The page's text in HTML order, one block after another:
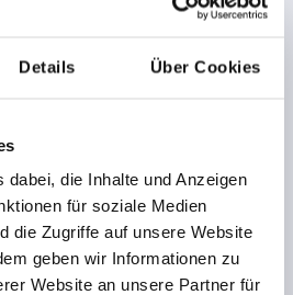
Details Über Cookies
dabei, die Inhalte und Anzeigen
für soziale Medien
die Zugriffe auf unsere Website
geben wir Informationen zu
Website an unsere Partner für
UND PASSIVIERT, KOMP:ZINK
DETAILS